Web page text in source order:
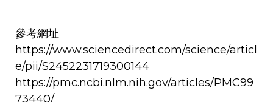
參考網址
https://www.sciencedirect.com/science/articl
e/pii/S2452231719300144
https://pmc.ncbi.nlm.nih.gov/articles/PMC99
73440/